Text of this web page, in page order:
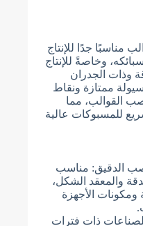
مناسبًا جدًا للإنتاج
وخاصةً للإنتاج
وذات الجدران
ممتازة ونقاط
القوالب، مما
للمسبوكات عالية
الدقيق: مناسب
والمعقد الشكل،
ومكونات الأجهزة
ذات فترات